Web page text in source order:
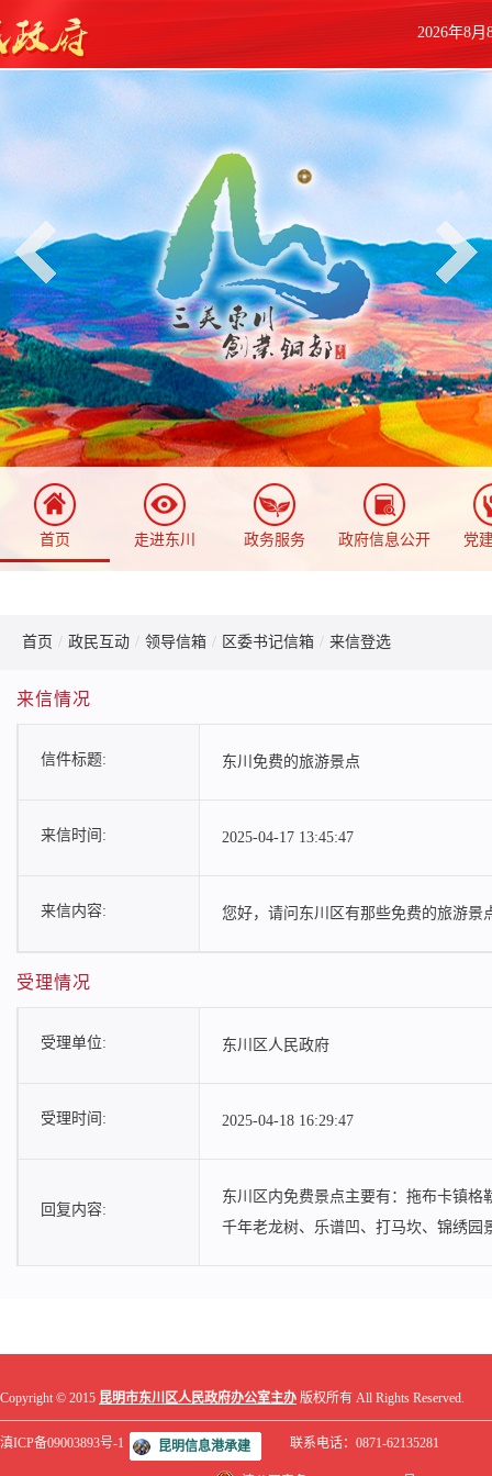
2026年8
首页 走进东川 政务服务 政府信息公开 党
首页 / 政民互动 / 领导信箱 / 区委书记信箱 / 来信登选
来信情况
信件标题: 东川免费的旅游景点
来信时间: 2025-04-17 13:45:47
来信内容: 您好，请问东川区有那些免费的旅游景
受理情况
受理单位: 东川区人民政府
受理时间: 2025-04-18 16:29:47
回复内容:
东川区内免费景点主要有：拖布卡镇
千年老龙树、乐谱凹、打马坎、锦绣园
Copyright © 2015 昆明市东川区人民政府办公室主办 版权所有 All Rights Reserved.
滇ICP备09003893号-1 昆明信息港承建 联系电话：0871-62135281